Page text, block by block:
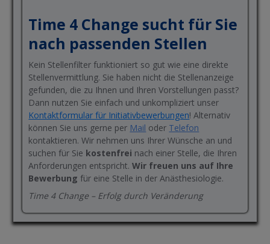
Time 4 Change sucht für Sie
nach passenden Stellen
Kein Stellenfilter funktioniert so gut wie eine direkte
Stellenvermittlung. Sie haben nicht die Stellenanzeige
gefunden, die zu Ihnen und Ihren Vorstellungen passt?
Dann nutzen Sie einfach und unkompliziert unser
Kontaktformular für Initiativbewerbungen! Alternativ
können Sie uns gerne per Mail oder Telefon
kontaktieren. Wir nehmen uns Ihrer Wünsche an und
suchen für Sie kostenfrei nach einer Stelle, die Ihren
Anforderungen entspricht.Wir freuen uns auf Ihre
Bewerbung für eine Stelle in der Anästhesiologie.
Time 4 Change – Erfolg durch Veränderung